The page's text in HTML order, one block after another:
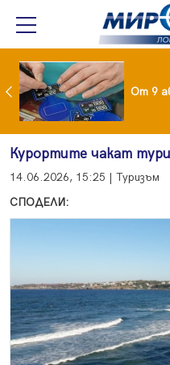
Проект за изграждане на 13-етажна "мегаджамия" разгневи жителите на Лондон
Курортите чакат
14.06.2026, 15:25 | Туризъм
СПОДЕЛИ: